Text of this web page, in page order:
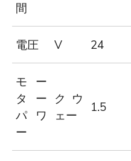
間
電圧 V 24
モー
ター
パワ
ー
クウ
ェー
1.5